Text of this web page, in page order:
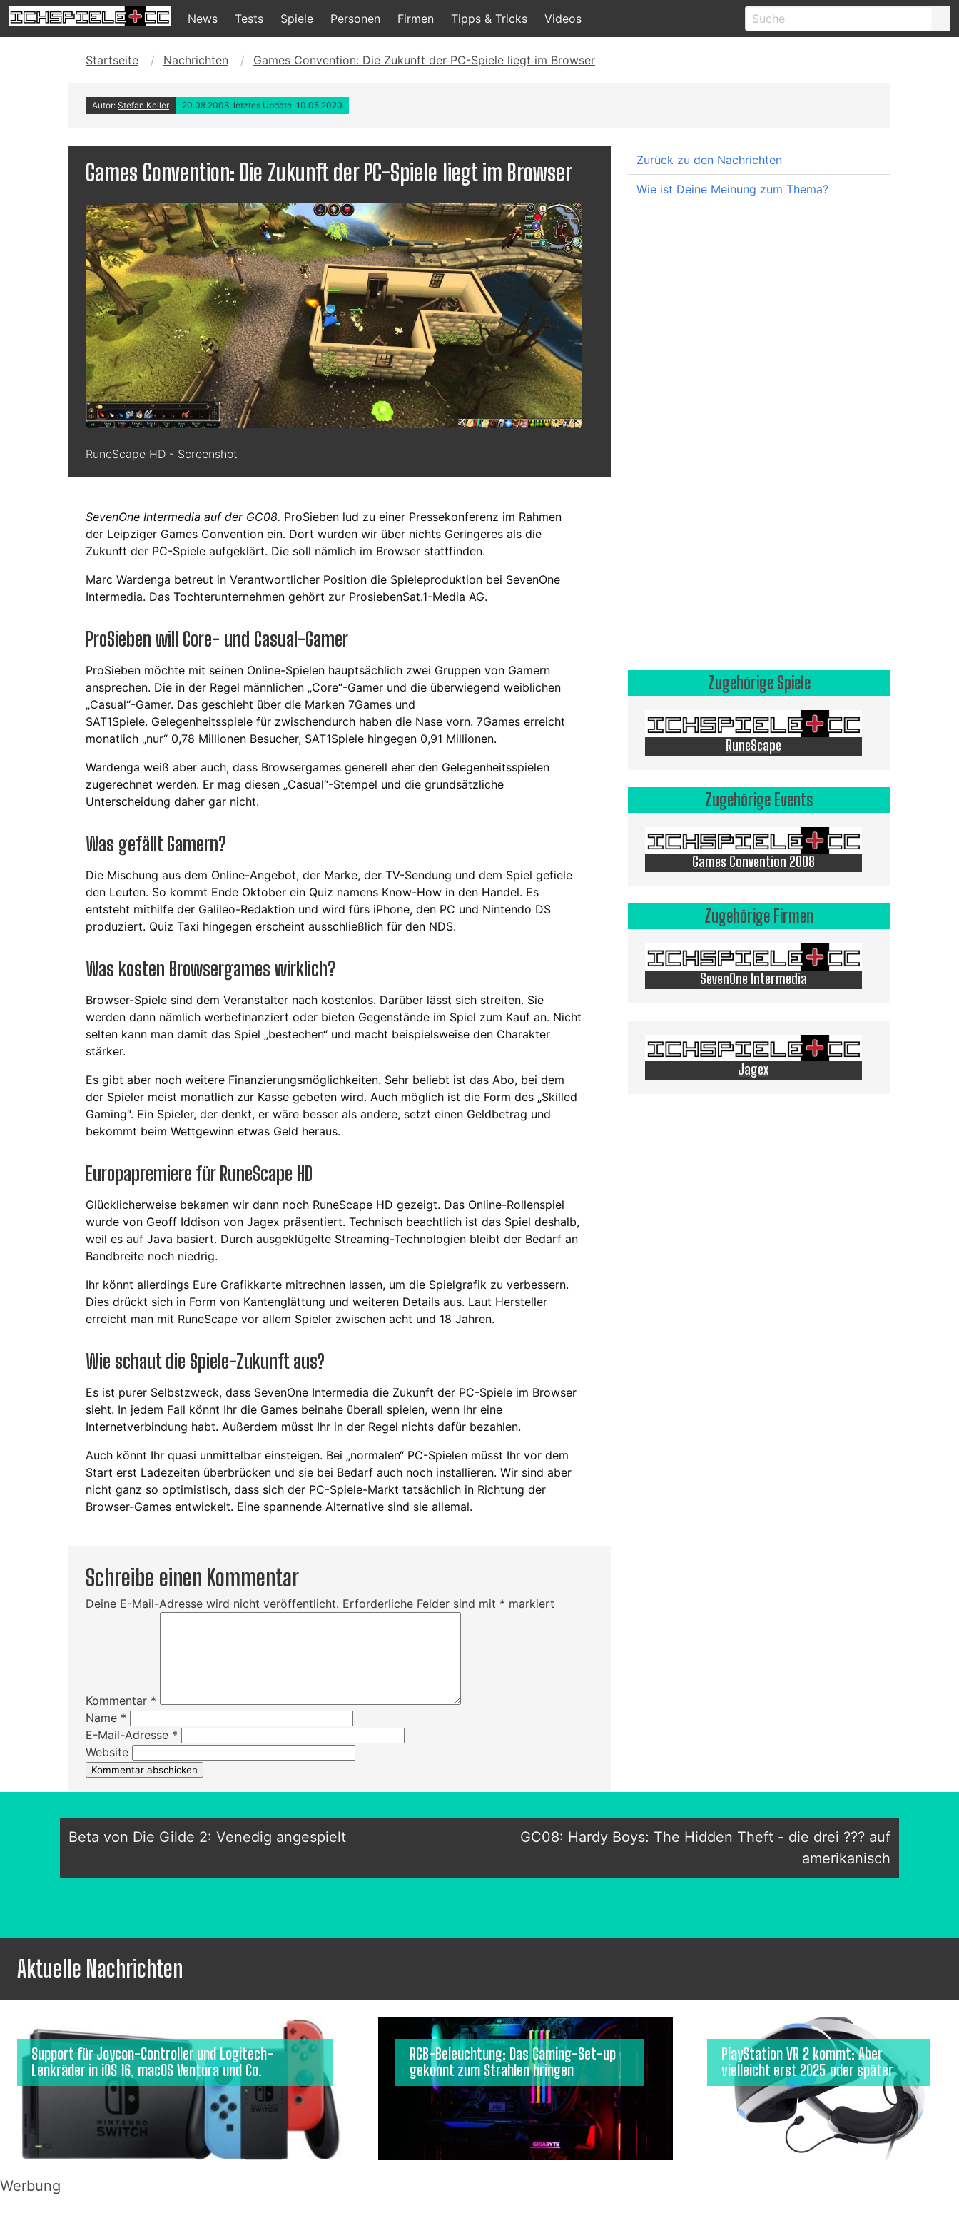
News Tests Spiele Personen Firmen Tipps & Tricks Videos
Startseite Nachrichten Games Convention: Die Zukunft der PC-Spiele liegt im Browser
Autor: Stefan Keller 20.08.2008, letztes Update: 10.05.2020
Games Convention: Die Zukunft der PC-Spiele liegt im Browser
RuneScape HD - Screenshot
SevenOne Intermedia auf der GC08. ProSieben lud zu einer Pressekonferenz im Rahmen
der Leipziger Games Convention ein. Dort wurden wir über nichts Geringeres als die
Zukunft der PC-Spiele aufgeklärt. Die soll nämlich im Browser stattfinden.
Marc Wardenga betreut in Verantwortlicher Position die Spieleproduktion bei SevenOne
Intermedia. Das Tochterunternehmen gehört zur ProsiebenSat.1-Media AG.
ProSieben will Core- und Casual-Gamer
ProSieben möchte mit seinen Online-Spielen hauptsächlich zwei Gruppen von Gamern
ansprechen. Die in der Regel männlichen „Core“-Gamer und die überwiegend weiblichen
„Casual“-Gamer. Das geschieht über die Marken 7Games und
SAT1Spiele. Gelegenheitsspiele für zwischendurch haben die Nase vorn. 7Games erreicht
monatlich „nur“ 0,78 Millionen Besucher, SAT1Spiele hingegen 0,91 Millionen.
Wardenga weiß aber auch, dass Browsergames generell eher den Gelegenheitsspielen
zugerechnet werden. Er mag diesen „Casual“-Stempel und die grundsätzliche
Unterscheidung daher gar nicht.
Was gefällt Gamern?
Die Mischung aus dem Online-Angebot, der Marke, der TV-Sendung und dem Spiel gefiele
den Leuten. So kommt Ende Oktober ein Quiz namens Know-How in den Handel. Es
entsteht mithilfe der Galileo-Redaktion und wird fürs iPhone, den PC und Nintendo DS
produziert. Quiz Taxi hingegen erscheint ausschließlich für den NDS.
Was kosten Browsergames wirklich?
Browser-Spiele sind dem Veranstalter nach kostenlos. Darüber lässt sich streiten. Sie
werden dann nämlich werbefinanziert oder bieten Gegenstände im Spiel zum Kauf an. Nicht
selten kann man damit das Spiel „bestechen“ und macht beispielsweise den Charakter
stärker.
Es gibt aber noch weitere Finanzierungsmöglichkeiten. Sehr beliebt ist das Abo, bei dem
der Spieler meist monatlich zur Kasse gebeten wird. Auch möglich ist die Form des „Skilled
Gaming“. Ein Spieler, der denkt, er wäre besser als andere, setzt einen Geldbetrag und
bekommt beim Wettgewinn etwas Geld heraus.
Europapremiere für RuneScape HD
Glücklicherweise bekamen wir dann noch RuneScape HD gezeigt. Das Online-Rollenspiel
wurde von Geoff Iddison von Jagex präsentiert. Technisch beachtlich ist das Spiel deshalb,
weil es auf Java basiert. Durch ausgeklügelte Streaming-Technologien bleibt der Bedarf an
Bandbreite noch niedrig.
Ihr könnt allerdings Eure Grafikkarte mitrechnen lassen, um die Spielgrafik zu verbessern.
Dies drückt sich in Form von Kantenglättung und weiteren Details aus. Laut Hersteller
erreicht man mit RuneScape vor allem Spieler zwischen acht und 18 Jahren.
Wie schaut die Spiele-Zukunft aus?
Es ist purer Selbstzweck, dass SevenOne Intermedia die Zukunft der PC-Spiele im Browser
sieht. In jedem Fall könnt Ihr die Games beinahe überall spielen, wenn Ihr eine
Internetverbindung habt. Außerdem müsst Ihr in der Regel nichts dafür bezahlen.
Auch könnt Ihr quasi unmittelbar einsteigen. Bei „normalen“ PC-Spielen müsst Ihr vor dem
Start erst Ladezeiten überbrücken und sie bei Bedarf auch noch installieren. Wir sind aber
nicht ganz so optimistisch, dass sich der PC-Spiele-Markt tatsächlich in Richtung der
Browser-Games entwickelt. Eine spannende Alternative sind sie allemal.
Schreibe einen Kommentar
Deine E-Mail-Adresse wird nicht veröffentlicht. Erforderliche Felder sind mit * markiert
Kommentar *
Name *
E-Mail-Adresse *
Website
Zurück zu den Nachrichten
Wie ist Deine Meinung zum Thema?
Zugehörige Spiele
RuneScape
Zugehörige Events
Games Convention 2008
Zugehörige Firmen
SevenOne Intermedia
Jagex
Beta von Die Gilde 2: Venedig angespielt
GC08: Hardy Boys: The Hidden Theft - die drei ??? auf
amerikanisch
Aktuelle Nachrichten
Support für Joycon-Controller und Logitech-
Lenkräder in iOS 16, macOS Ventura und Co.
RGB-Beleuchtung: Das Gaming-Set-up
gekonnt zum Strahlen bringen
PlayStation VR 2 kommt: Aber
vielleicht erst 2025 oder später
Werbung